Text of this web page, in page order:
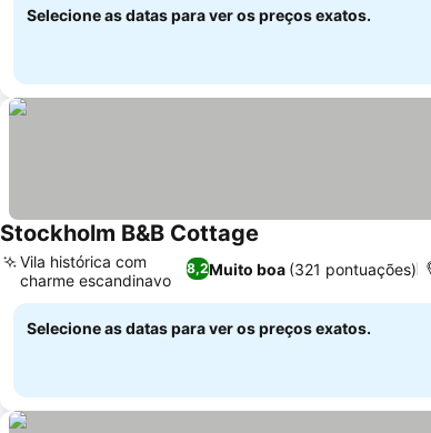
Selecione as datas para ver os preços exatos.
Stockholm B&B Cottage
8,2Muito boa (321 pontuações)
Vila histórica com
charme escandinavo
Selecione as datas para ver os preços exatos.